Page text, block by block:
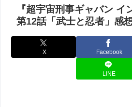
『超宇宙刑事ギャバン イ
第12話「武士と忍者」感
X Facebook
LINE